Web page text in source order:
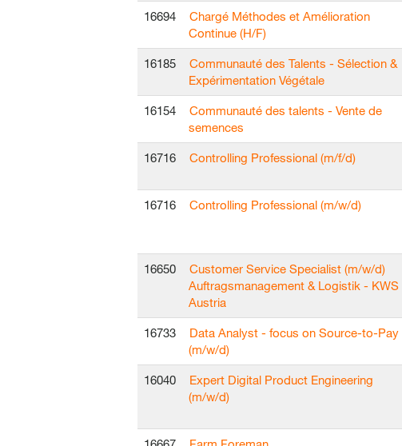
16694
Chargé Méthodes et Amélioration
Continue (H/F)
16185
Communauté des Talents - Sélection &
Expérimentation Végétale
16154
Communauté des talents - Vente de
semences
16716 Controlling Professional (m/f/d)
16716 Controlling Professional (m/w/d)
16650
Customer Service Specialist (m/w/d)
Auftragsmanagement & Logistik - KWS
Austria
16733
Data Analyst - focus on Source-to-Pay
(m/w/d)
16040
Expert Digital Product Engineering
(m/w/d)